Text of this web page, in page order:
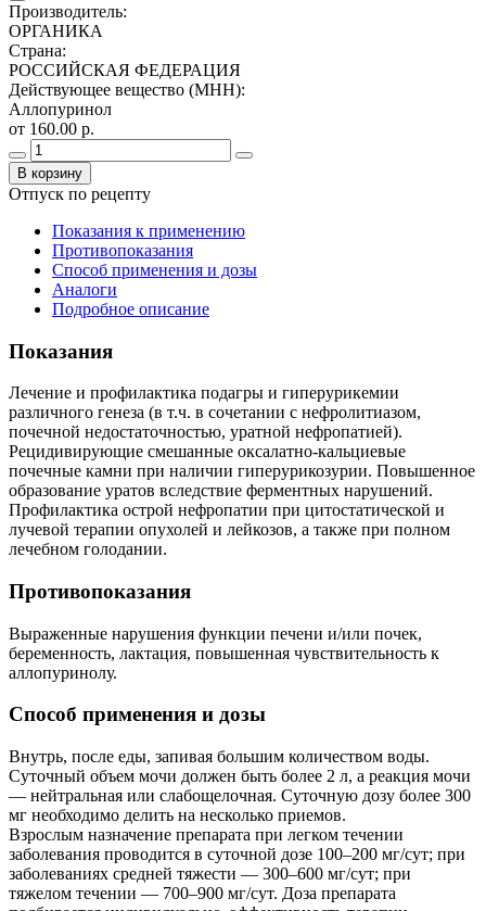
Производитель:
ОРГАНИКА
Страна:
РОССИЙСКАЯ ФЕДЕРАЦИЯ
Действующее вещество (МНН):
Аллопуринол
от 160.00 р.
В корзину
Отпуск по рецепту
Показания к применению
Противопоказания
Способ применения и дозы
Аналоги
Подробное описание
Показания
Лечение и профилактика подагры и гиперурикемии
различного генеза (в т.ч. в сочетании с нефролитиазом,
почечной недостаточностью, уратной нефропатией).
Рецидивирующие смешанные оксалатно-кальциевые
почечные камни при наличии гиперурикозурии. Повышенное
образование уратов вследствие ферментных нарушений.
Профилактика острой нефропатии при цитостатической и
лучевой терапии опухолей и лейкозов, а также при полном
лечебном голодании.
Противопоказания
Выраженные нарушения функции печени и/или почек,
беременность, лактация, повышенная чувствительность к
аллопуринолу.
Способ применения и дозы
Внутрь, после еды, запивая большим количеством воды.
Суточный объем мочи должен быть более 2 л, а реакция мочи
— нейтральная или слабощелочная. Суточную дозу более 300
мг необходимо делить на несколько приемов.
Взрослым назначение препарата при легком течении
заболевания проводится в суточной дозе 100–200 мг/сут; при
заболеваниях средней тяжести — 300–600 мг/сут; при
тяжелом течении — 700–900 мг/сут. Доза препарата